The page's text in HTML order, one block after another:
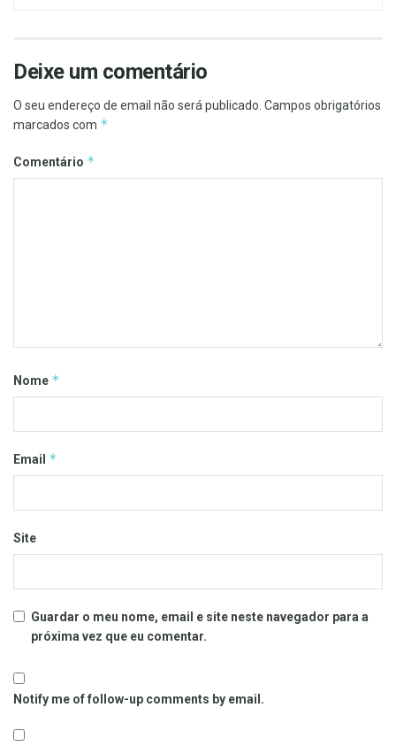
Deixe um comentário
O seu endereço de email não será publicado. Campos obrigatórios
marcados com *
Comentário *
Nome *
Email *
Site
Guardar o meu nome, email e site neste navegador para a
próxima vez que eu comentar.
Notify me of follow-up comments by email.